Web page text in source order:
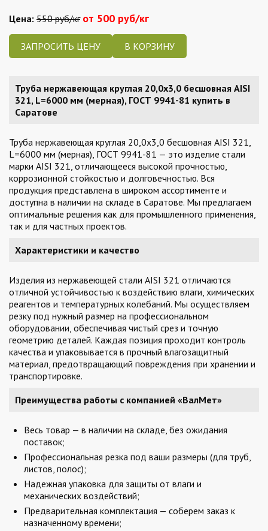
Цена: 550 руб/кг от 500 руб/кг
ЗАПРОСИТЬ ЦЕНУ
Труба нержавеющая круглая 20,0х3,0 бесшовная AISI
321, L=6000 мм (мерная), ГОСТ 9941-81 купить в
Саратове
Труба нержавеющая круглая 20,0х3,0 бесшовная AISI 321,
L=6000 мм (мерная), ГОСТ 9941-81 — это изделие стали
марки AISI 321, отличающееся высокой прочностью,
коррозионной стойкостью и долговечностью. Вся
продукция представлена в широком ассортименте и
доступна в наличии на складе в Саратове. Мы предлагаем
оптимальные решения как для промышленного применения,
так и для частных проектов.
Характеристики и качество
Изделия из нержавеющей стали AISI 321 отличаются
отличной устойчивостью к воздействию влаги, химических
реагентов и температурных колебаний. Мы осуществляем
резку под нужный размер на профессиональном
оборудовании, обеспечивая чистый срез и точную
геометрию деталей. Каждая позиция проходит контроль
качества и упаковывается в прочный влагозащитный
материал, предотвращающий повреждения при хранении и
транспортировке.
Преимущества работы с компанией «ВалМет»
Весь товар — в наличии на складе, без ожидания
поставок;
Профессиональная резка под ваши размеры (для труб,
листов, полос);
Надежная упаковка для защиты от влаги и
механических воздействий;
Предварительная комплектация — соберем заказ к
назначенному времени;